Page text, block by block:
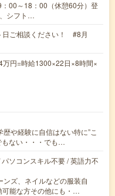
00～18：00（休憩60分）登
シフト…
ご相談ください！ #8月
円=時給1300×22日×8時間×
や経験に自信はない特に”こ
もない・・・でも…
ソコンスキル不要 / 英語力不
ズ、ネイルなどの服装自
能な方その他にも・…